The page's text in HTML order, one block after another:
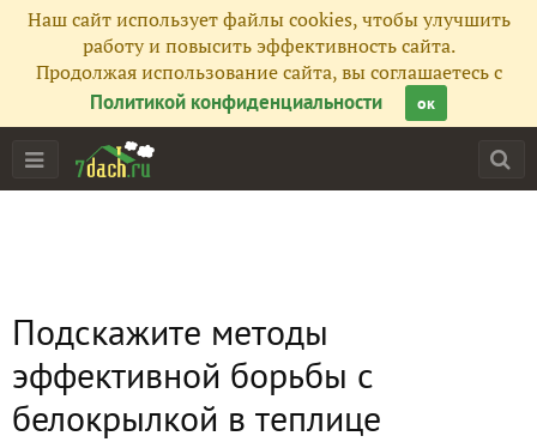
Наш сайт использует файлы cookies, чтобы улучшить
работу и повысить эффективность сайта.
Продолжая использование сайта, вы соглашаетесь с
Политикой конфиденциальности
ок
Подскажите методы
эффективной борьбы с
белокрылкой в теплице